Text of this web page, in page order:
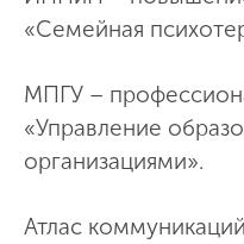
«Семейная
МПГУ –
«Управление
организациями».
Атлас